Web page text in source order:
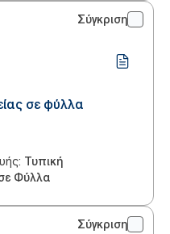
Σύγκριση
σε φύλλα
: Τυπική
Φύλλα
Σύγκριση